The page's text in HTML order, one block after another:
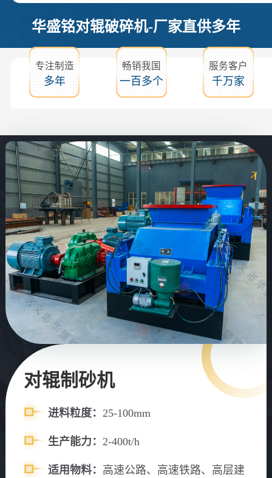
华盛铭对辊破碎机-厂家直供多年
专注制造
多年
畅销我国
一百多个
服务客户
千万家
对辊制砂机
进料粒度： 25-100mm
生产能力： 2-400t/h
适用物料： 高速公路、高速铁路、高层建